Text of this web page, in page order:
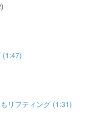
(1:47)
リフティング (1:31)